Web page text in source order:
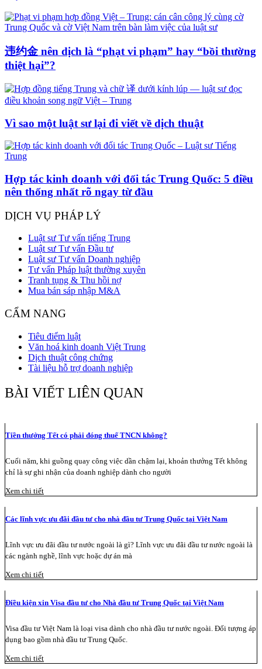
违约金 nên dịch là “phạt vi phạm” hay “bồi thường
thiệt hại”?
Vì sao một luật sư lại đi viết về dịch thuật
Hợp tác kinh doanh với đối tác Trung Quốc: 5 điều
nên thống nhất rõ ngay từ đầu
DỊCH VỤ PHÁP LÝ
Luật sư Tư vấn tiếng Trung
Luật sư Tư vấn Đầu tư
Luật sư Tư vấn Doanh nghiệp
Tư vấn Pháp luật thường xuyên
Tranh tụng & Thu hồi nợ
Mua bán sáp nhập M&A
CẨM NANG
Tiêu điểm luật
Văn hoá kinh doanh Việt Trung
Dịch thuật công chứng
Tài liệu hỗ trợ doanh nghiệp
BÀI VIẾT LIÊN QUAN
Tiền thưởng Tết có phải đóng thuế TNCN không?
Cuối năm, khi guồng quay công việc dần chậm lại, khoản thưởng Tết không
chỉ là sự ghi nhận của doanh nghiệp dành cho người
Xem chi tiết
Các lĩnh vực ưu đãi đầu tư cho nhà đầu tư Trung Quốc tại Việt Nam
Lĩnh vực ưu đãi đầu tư nước ngoài là gì? Lĩnh vực ưu đãi đầu tư nước ngoài là
các ngành nghề, lĩnh vực hoặc dự án mà
Xem chi tiết
Điều kiện xin Visa đầu tư cho Nhà đầu tư Trung Quốc tại Việt Nam
Visa đầu tư Việt Nam là loại visa dành cho nhà đầu tư nước ngoài. Đối tượng áp
dụng bao gồm nhà đầu tư Trung Quốc.
Xem chi tiết